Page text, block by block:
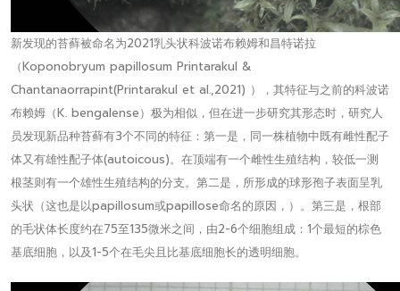
新发现的苔藓被命名为2021乳头状科波诺布赖姆和昌特诺拉
（Koponobryum papillosum Printarakul &
Chantanaorrapint(Printarakul et al.,2021) ），其特征与之前的科波诺
布赖姆（K. bengalense）极为相似，但在进一步研究其形态时，研究人
员发现新品种苔藓有3个不同的特征：第一是，同一株植物中既有雌性配子
体又有雄性配子体(autoicous)。在顶端有一个雌性生殖结构，较低一测
根茎则有一个雄性生殖结构的分支。第二是，所形成的球形孢子表面呈乳
头状（这也是以papillosum或papillose命名的原因，）。第三是，根部
的毛状体长度约在75至135微米之间，由2-6个细胞组成：1个最短的棕色
基底细胞，以及1-5个在毛尖且比基底细胞长的透明细胞。